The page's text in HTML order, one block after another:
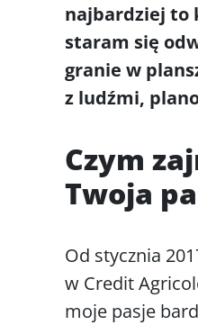
najbardziej to
staram się
granie w
z ludźmi,
Czym
Twoja
Od stycznia
w Credit
moje pasje